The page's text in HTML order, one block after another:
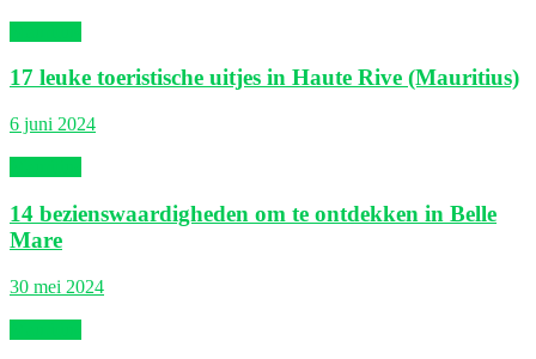
17 leuke toeristische uitjes in Haute Rive (Mauritius)
6 juni 2024
14 bezienswaardigheden om te ontdekken in Belle
Mare
30 mei 2024